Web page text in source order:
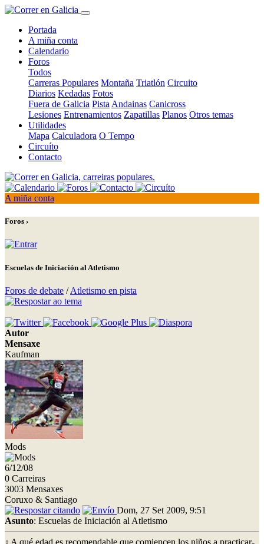
Portada
A miña conta
Calendario
Foros
Todos
Carreras Populares Montaña Triatlón Circuito
Diarios Kedadas Fotos
Fuera de Galicia Pista Andainas Canicross
Lesiones Entrenamientos Zapatillas Planos Otros temas
Utilidades
Mapa Calculadora O Tempo
Circuíto
Contacto
A miña conta
Foros ›
Escuelas de Iniciación al Atletismo
Foros de debate /Atletismo en pista
Autor
Mensaxe
Kaufman
Mods
6/12/08
0 Carreiras
3003 Mensaxes
Coruxo & Santiago
Dom, 27 Set 2009, 9:51
Asunto: Escuelas de Iniciación al Atletismo
¿ A qué edad es recomendable que comiencen los niños a practicar-